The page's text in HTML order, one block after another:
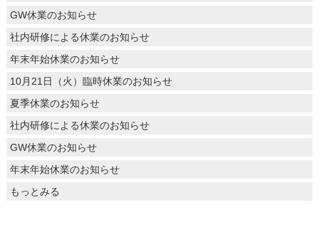
GW休業のお知らせ
社内研修による休業のお知らせ
年末年始休業のお知らせ
10月21日（火）臨時休業のお知らせ
夏季休業のお知らせ
社内研修による休業のお知らせ
GW休業のお知らせ
年末年始休業のお知らせ
もっとみる